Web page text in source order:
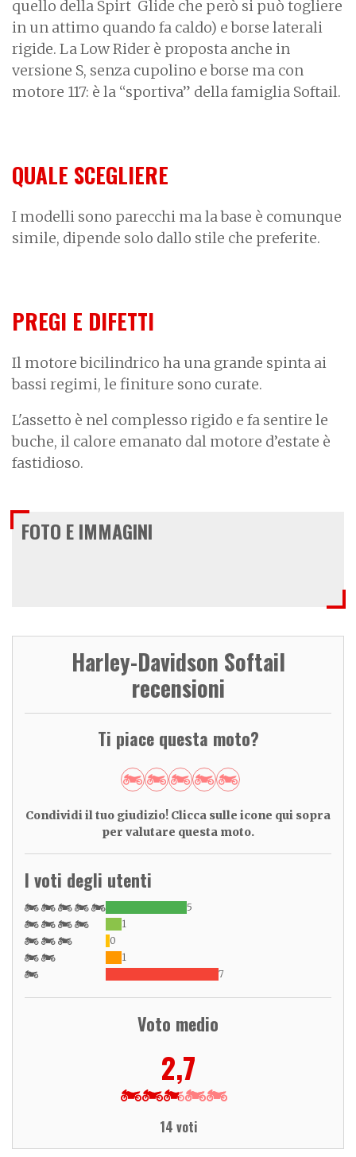
quello della Spirt Glide che però si può togliere
in un attimo quando fa caldo) e borse laterali
rigide. La Low Rider è proposta anche in
versione S, senza cupolino e borse ma con
motore 117: è la “sportiva” della famiglia Softail.
QUALE SCEGLIERE
I modelli sono parecchi ma la base è comunque
simile, dipende solo dallo stile che preferite.
PREGI E DIFETTI
Il motore bicilindrico ha una grande spinta ai
bassi regimi, le finiture sono curate.
L'assetto è nel complesso rigido e fa sentire le
buche, il calore emanato dal motore d’estate è
fastidioso.
FOTO E IMMAGINI
Harley-Davidson Softail
recensioni
Ti piace questa moto?
Condividi il tuo giudizio! Clicca sulle icone qui sopra
per valutare questa moto.
I voti degli utenti
5
1
0
1
7
Voto medio
2,7
14 voti